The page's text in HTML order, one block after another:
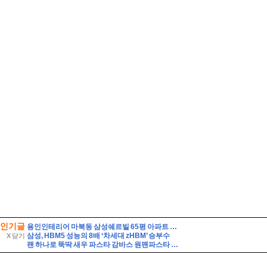
인기글
X 닫기
용인인테리어 마북동 삼성쉐르빌 65평 아파트 인테리어시공
삼성, HBM5 성능의 8배 ‘차세대 zHBM’ 승부수
팬 하나로 뚝딱 새우 파스타 감바스 원팬파스타 만들기